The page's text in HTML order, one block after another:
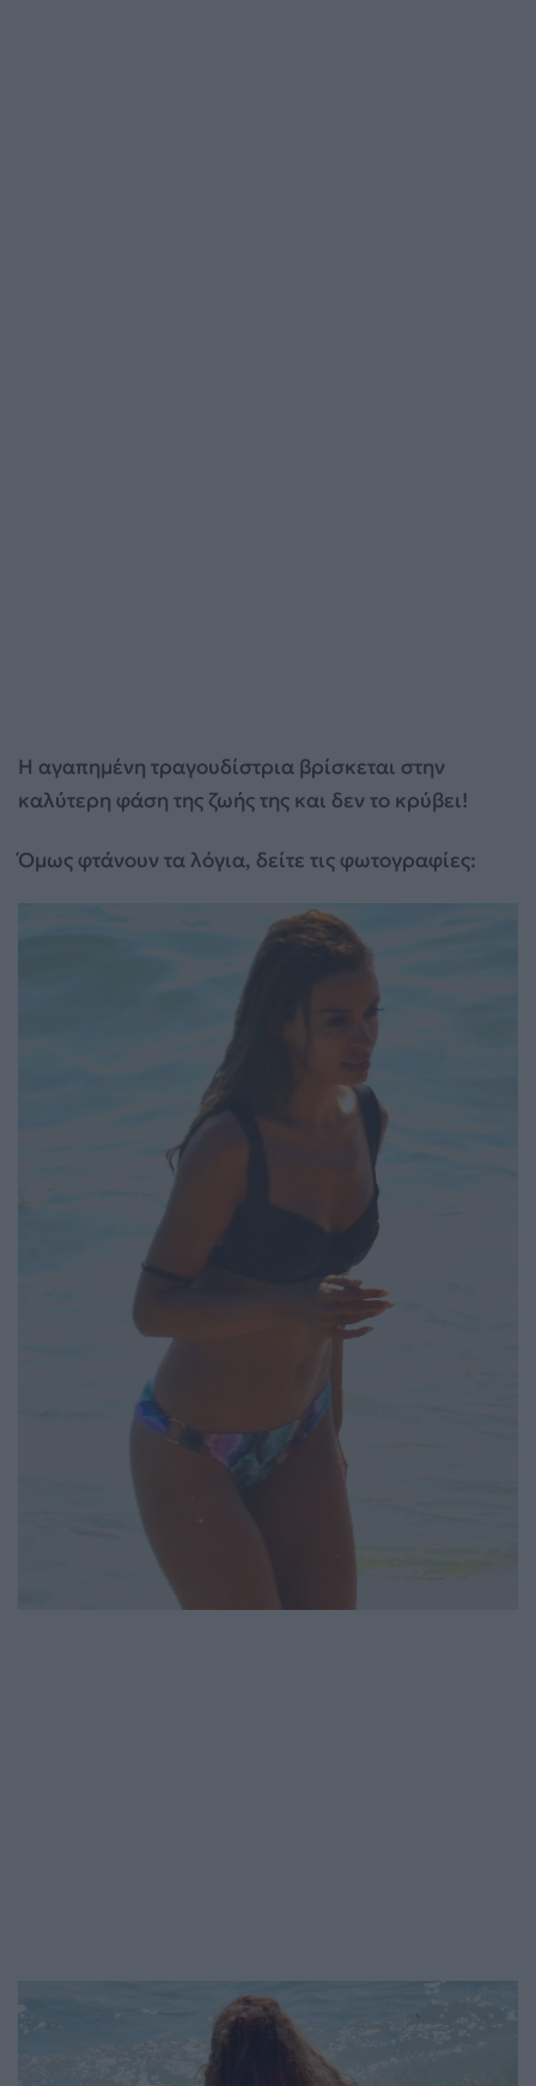
Η αγαπημένη τραγουδίστρια βρίσκεται στην
καλύτερη φάση της ζωής της και δεν το κρύβει!
Όμως φτάνουν τα λόγια, δείτε τις φωτογραφίες: